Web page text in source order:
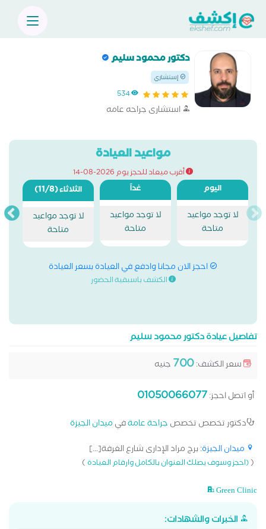
دكتور محمود سليم
إستشاري
534
استشارى جراحه عامه
مواعيد العيادة
أقرب ميعاد للحجز يوم 2026-08-14
اليوم
لا توجد مواعيد
متاحة
غداً
لا توجد مواعيد
متاحة
الثلاثاء(11/8)
لا توجد مواعيد
متاحة
احجز الان مجانا وادفع في العيادة بسعر العيادة
الكشف باسبقية الحضور
تفاصيل عيادة دكتور محمود سليم
سعر الكشف:700 جنيه
أو اتصل احجز:01050066077
دكتور تخصص تخصص جراحة عامةفي ميدان الجيزة
ميدان الجيزة: برج مراد الإدارى شارع الغرفة[...]
((احجز وسوف يصلك العنوان بالكامل وارقام العيادة)
Green Clinic
الخبرات والشهادات: